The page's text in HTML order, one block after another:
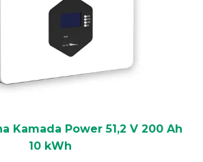
Kamada Power 51,2 V 200 Ah
10 kWh